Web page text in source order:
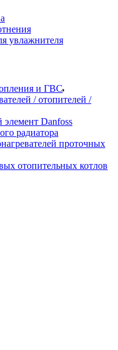
увлажнителя
и ГВС
/ отопителей /
элемент Danfoss
радиатора
проточных
отопительных котлов